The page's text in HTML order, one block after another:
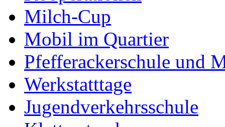
Milch-Cup
Mobil im Quartier
Pfefferackerschule und
Werkstatttage
Jugendverkehrsschule